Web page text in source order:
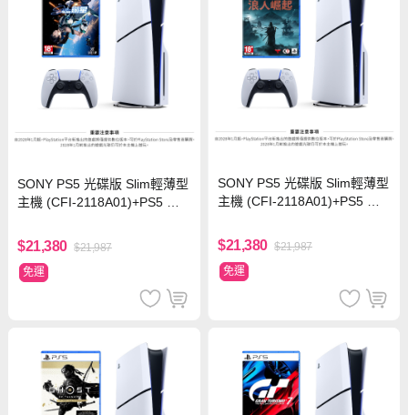
SONY PS5 光碟版 Slim輕薄型
主機 (CFI-2118A01)+PS5 劍
$21,380 $21,987
免運
SONY PS5 光碟版 Slim輕薄型
主機 (CFI-2118A01)+PS5 浪
文版
$21,380 $21,987
免運